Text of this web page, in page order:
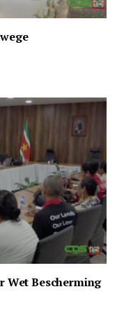
Wet Bescherming